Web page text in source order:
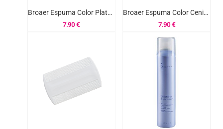
Broaer Espuma Color Plata 200ml
7.90€
Broaer Espuma Color Ceniza 200ml
7.90 €